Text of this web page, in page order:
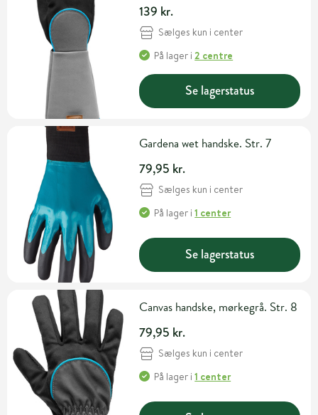
139 kr.
Sælges kun i center
På lager i2 centre
Se lagerstatus
Gardena wet handske. Str. 7
79,95 kr.
Sælges kun i center
På lager i1 center
Se lagerstatus
Canvas handske, mørkegrå. Str. 8
79,95 kr.
Sælges kun i center
På lager i1 center